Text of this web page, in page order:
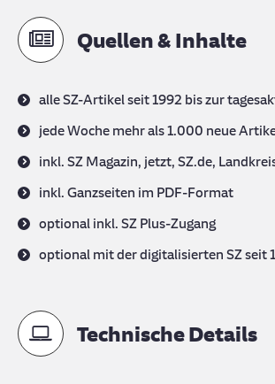
Quellen & Inhalte
alle SZ-Artikel seit 1992 bis zur
jede Woche mehr als 1.000 neue
inkl. SZ Magazin, jetzt, SZ.de,
inkl. Ganzseiten im PDF-Format
optional inkl. SZ Plus-Zugang
optional mit der digitalisierten SZ seit
Technische Details